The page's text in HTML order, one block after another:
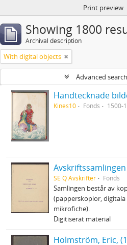
Print preview
Showing 1800
Archival description
With digital objects
Advanced
Kines10 Fonds 1500-
Avskriftssamlingen
SE Q Avskrifter Fonds
Samlingen består av
(papperskopior,
mikrofiche).
Digitiserat material